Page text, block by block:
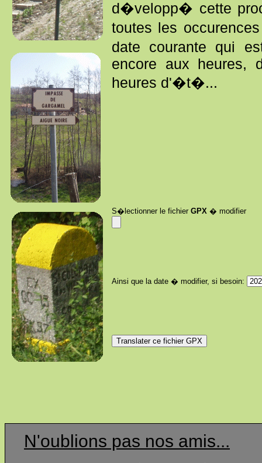
d�velopp� cette
toutes les
date courante qui
encore aux heures,
heures d'�t�...
S�lectionner le fichierGPX � modifier
Ainsi que la date � modifier, si besoin:
N'oublions pas nos amis...